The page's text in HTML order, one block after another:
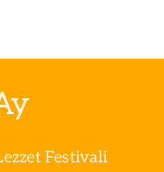
Festivali